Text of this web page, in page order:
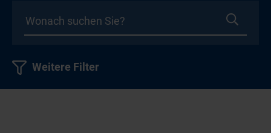
Weitere Filter